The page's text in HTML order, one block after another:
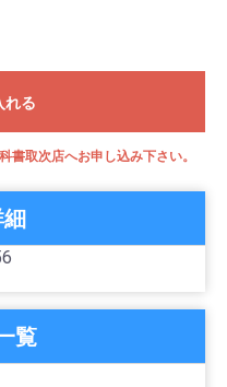
れる
取次店へお申し込み下さい。
覧